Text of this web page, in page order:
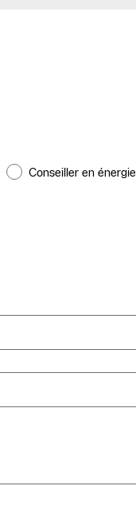
Conseiller en énergie